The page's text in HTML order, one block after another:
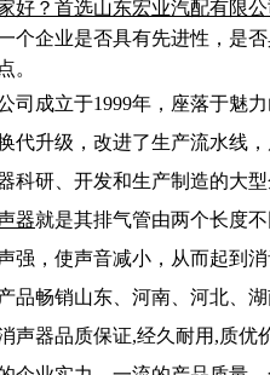
好？首选山东宏业汽配有限公
个企业是否具有先进性，是
。
司成立于1999年，座落于魅
代升级，改进了生产流水线
科研、开发和生产制造的大型
器就是其排气管由两个长度
强，使声音减小，从而起到
品畅销山东、河南、河北、
声器品质保证,经久耐用,质优